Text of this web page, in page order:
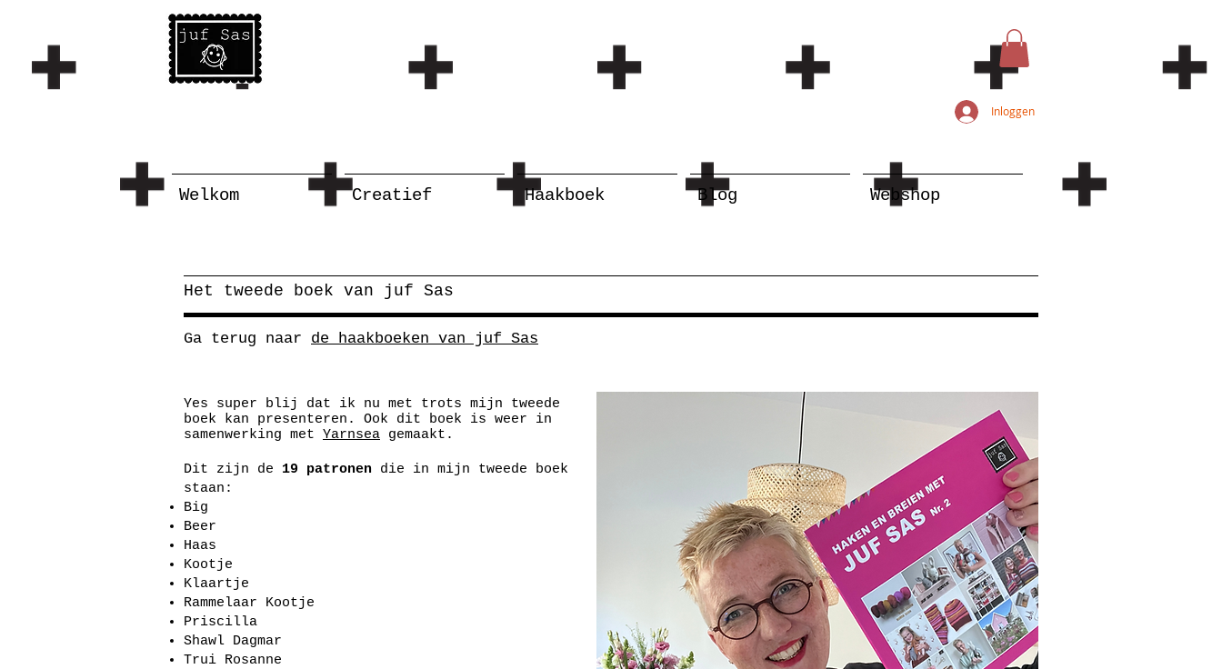
Inloggen
Welkom Creatief Haakboek Blog Webshop
Het tweede boek van juf Sas
Ga terug naar de haakboeken van juf Sas
Yes super blij dat ik nu met trots mijn tweede
boek kan presenteren. Ook dit boek is weer in
samenwerking met Yarnsea gemaakt.
Dit zijn de 19 patronen die in mijn tweede boek
staan:
Big
Beer
Haas
Kootje
Klaartje
Rammelaar Kootje
Priscilla
Shawl Dagmar
Trui Rosanne